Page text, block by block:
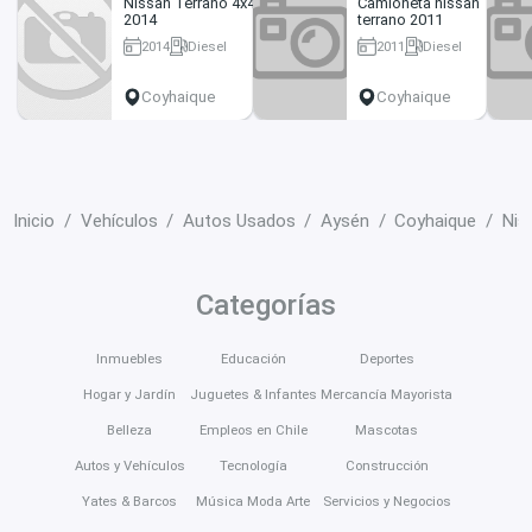
2014
2014
Diesel
Coyhaique
terrano 2011
2011
Diesel
Coyhaique
Inicio Vehículos Autos Usados Aysén Coyhaique
Categorías
Inmuebles
Hogar y Jardín
Belleza
Autos y Vehículos
Yates & Barcos
Educación
Juguetes & Infantes
Empleos en Chile
Tecnología
Música Moda Arte
Deportes
Mercancía Mayorista
Mascotas
Construcción
Servicios y Negocios